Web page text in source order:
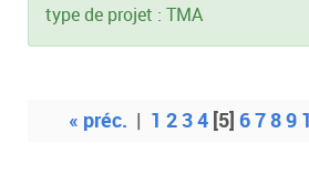
Technologie
Métier
type de projet : TMA
« préc. | 1 2 3 4 [5] 6 7 8 9